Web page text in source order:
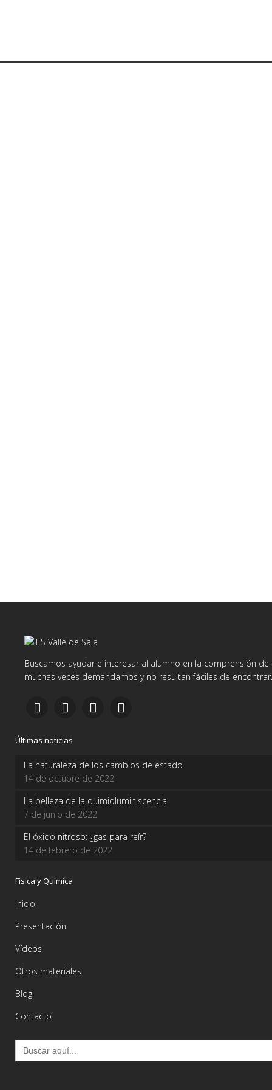
Buscamos ayudar e interesar al alumno en la comprensión
muchas veces demandamos y no resultan fáciles de encontrar.
Últimas noticias
La naturaleza de los cambios de estado
14 de octubre de 2022
La belleza de la quimioluminiscencia
7 de junio de 2022
El óxido nitroso: ¿gas para reír?
14 de febrero de 2022
Física y Química
Inicio
Presentación
Vídeos
Otros materiales
Blog
Contacto
Buscar: